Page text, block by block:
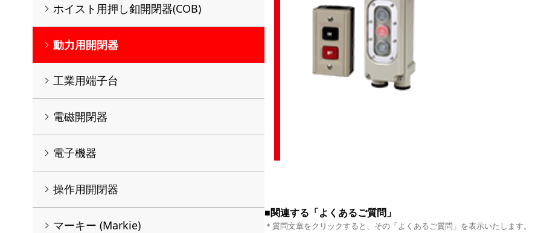
■関連する「よくあるご質問」
＊質問文章をクリックすると、その「よくあるご質問」を表示いたします。
ホイスト用押し釦開閉器(COB)
動力用開閉器
工業用端子台
電磁開閉器
電子機器
操作用開閉器
マーキー (Markie)